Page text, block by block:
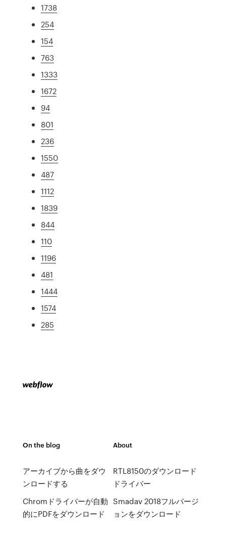
1738
254
154
763
1333
1672
94
801
236
1550
487
1112
1839
844
110
1196
481
1444
1574
285
On the blog
アーカイブから曲をダウ
ンロードする
Chromドライバーが自動
的にPDFをダウンロード
About
RTL8150のダウンロード
ドライバー
Smadav 2018フルバージ
ョンをダウンロード